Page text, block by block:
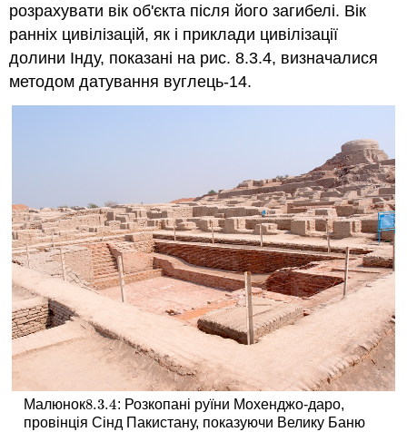
розрахувати вік об'єкта після його загибелі. Вік
ранніх цивілізацій, як і приклади цивілізації
долини Інду, показані на рис. 8.3.4, визначалися
методом датування вуглець-14.
Малюнок8.3.4
8.3.4: Розкопані руїни Мохенджо-даро,
провінція Сінд Пакистану, показуючи Велику Баню